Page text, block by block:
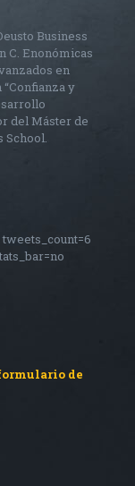
Business
C. Enonómicas
en
y
del Máster de
School.
de